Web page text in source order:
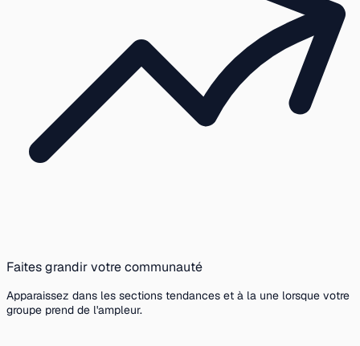
Faites grandir votre communauté
Apparaissez dans les sections tendances et à la une lorsque votre
groupe prend de l'ampleur.